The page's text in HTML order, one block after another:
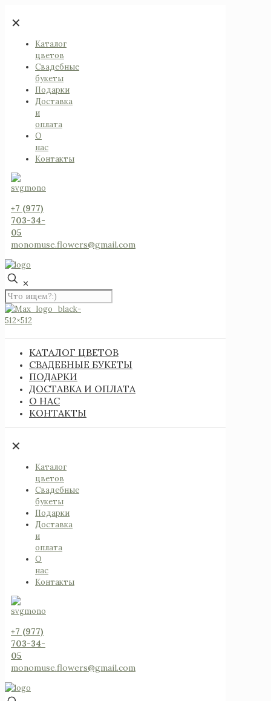
✕
Каталог
цветов
Свадебные
букеты
Подарки
Доставка
и
оплата
О
нас
Контакты
+7 (977)
703-34-
05
monomuse.flowers@gmail.com
✕
КАТАЛОГ ЦВЕТОВ
СВАДЕБНЫЕ БУКЕТЫ
ПОДАРКИ
ДОСТАВКА И ОПЛАТА
О НАС
КОНТАКТЫ
✕
Каталог
цветов
Свадебные
букеты
Подарки
Доставка
и
оплата
О
нас
Контакты
+7 (977)
703-34-
05
monomuse.flowers@gmail.com